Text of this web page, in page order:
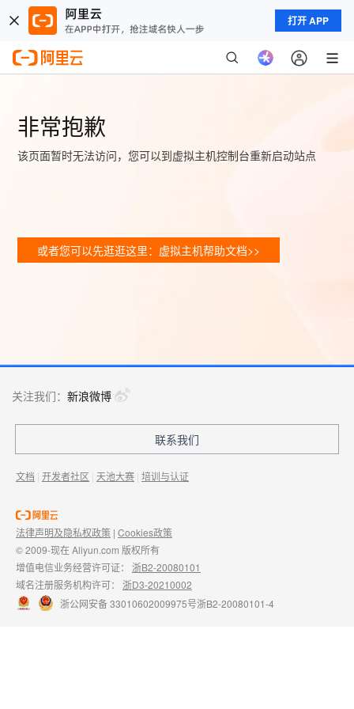
打开 APP
非常抱歉
该页面暂时无法访问，您可以到虚拟主机控制台重新启动站点
或者您可以先逛逛这里：虚拟主机帮助文档>>